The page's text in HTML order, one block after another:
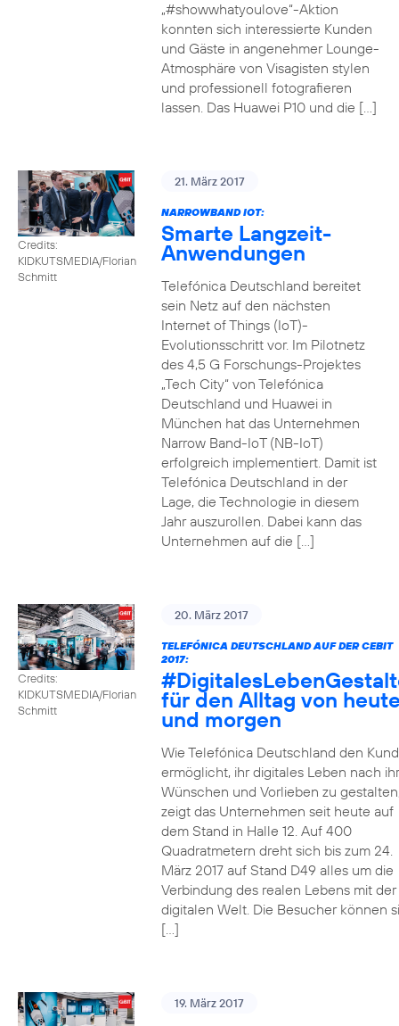
„#showwhatyoulove“-Aktion
konnten sich interessierte Kunden
und Gäste in angenehmer Lounge-
Atmosphäre von Visagisten stylen
und professionell fotografieren
lassen. Das Huawei P10 und die […]
Credits:
KIDKUTSMEDIA/Florian
Schmitt
21. März 2017
NARROWBAND IOT:
Smarte Langzeit-
Anwendungen
Telefónica Deutschland bereitet
sein Netz auf den nächsten
Internet of Things (IoT)-
Evolutionsschritt vor. Im Pilotnetz
des 4,5 G Forschungs-Projektes
„Tech City“ von Telefónica
Deutschland und Huawei in
München hat das Unternehmen
Narrow Band-IoT (NB-IoT)
erfolgreich implementiert. Damit ist
Telefónica Deutschland in der
Lage, die Technologie in diesem
Jahr auszurollen. Dabei kann das
Unternehmen auf die […]
Credits:
KIDKUTSMEDIA/Florian
Schmitt
20. März 2017
TELEFÓNICA DEUTSCHLAND AUF DER CEBIT
2017:
für den Alltag von
und morgen
Wie Telefónica Deutschland den
ermöglicht, ihr digitales Leben nach
Wünschen und Vorlieben zu
zeigt das Unternehmen seit heute auf
dem Stand in Halle 12. Auf 400
Quadratmetern dreht sich bis zum 24.
März 2017 auf Stand D49 alles um die
Verbindung des realen Lebens mit der
digitalen Welt. Die Besucher können
[…]
19. März 2017